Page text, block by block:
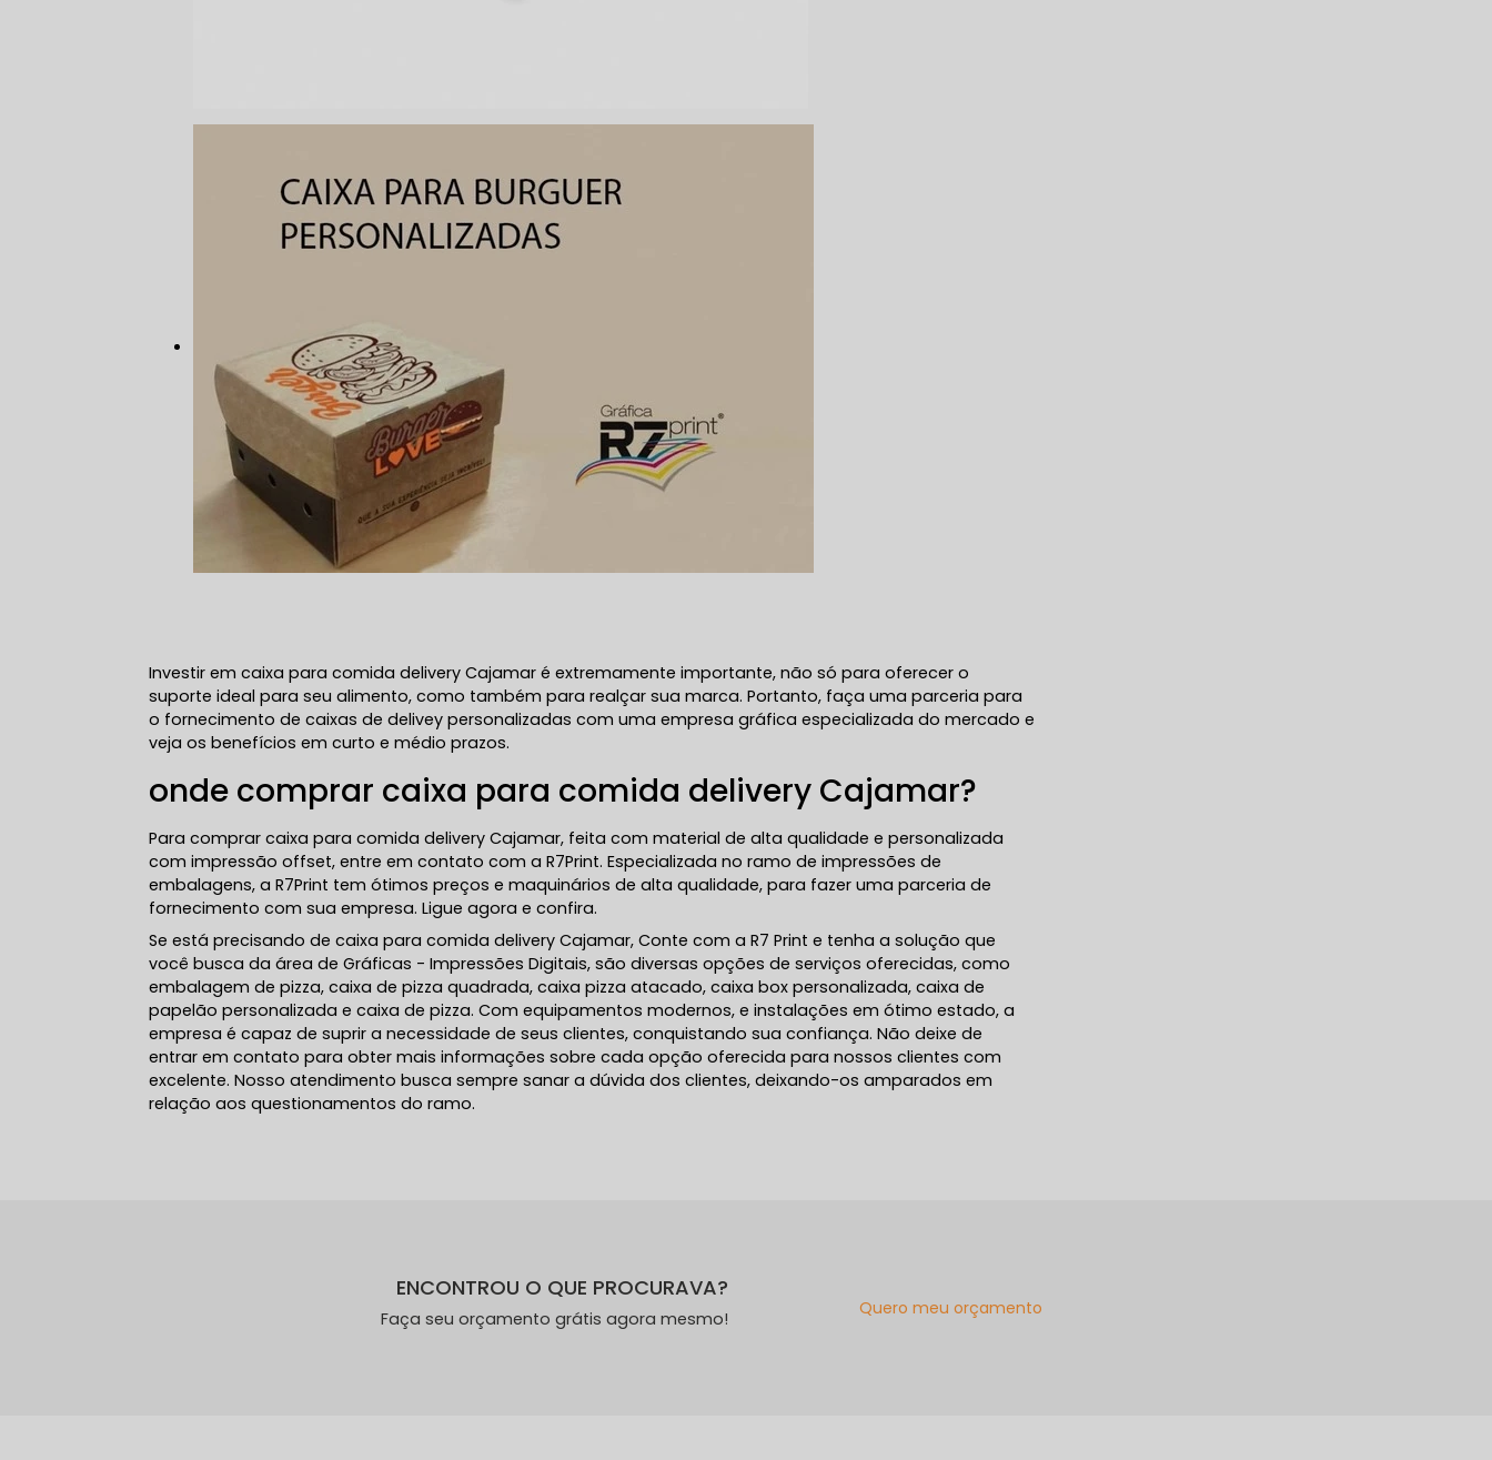
Investir em caixa para comida delivery Cajamar é extremamente importante, não só para oferecer o
suporte ideal para seu alimento, como também para realçar sua marca. Portanto, faça uma parceria para
o fornecimento de caixas de delivey personalizadas com uma empresa gráfica especializada do mercado e
veja os benefícios em curto e médio prazos.
onde comprar caixa para comida delivery Cajamar?
Para comprar caixa para comida delivery Cajamar, feita com material de alta qualidade e personalizada
com impressão offset, entre em contato com a R7Print. Especializada no ramo de impressões de
embalagens, a R7Print tem ótimos preços e maquinários de alta qualidade, para fazer uma parceria de
fornecimento com sua empresa. Ligue agora e confira.
Se está precisando de caixa para comida delivery Cajamar, Conte com a R7 Print e tenha a solução que
você busca da área de Gráficas - Impressões Digitais, são diversas opções de serviços oferecidas, como
embalagem de pizza, caixa de pizza quadrada, caixa pizza atacado, caixa box personalizada, caixa de
papelão personalizada e caixa de pizza. Com equipamentos modernos, e instalações em ótimo estado, a
empresa é capaz de suprir a necessidade de seus clientes, conquistando sua confiança. Não deixe de
entrar em contato para obter mais informações sobre cada opção oferecida para nossos clientes com
excelente. Nosso atendimento busca sempre sanar a dúvida dos clientes, deixando-os amparados em
relação aos questionamentos do ramo.
ENCONTROU O QUE PROCURAVA?
Faça seu orçamento grátis agora mesmo!
Quero meu orçamento